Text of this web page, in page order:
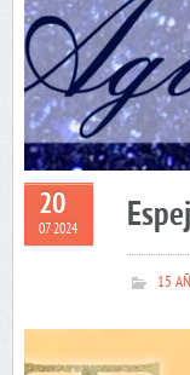
20
07 2024
15